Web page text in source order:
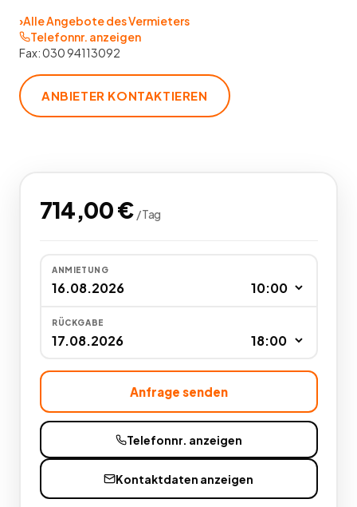
›Alle Angebote des Vermieters
Telefonnr. anzeigen
Fax:030 94113092
ANBIETER KONTAKTIEREN
714,00€ /Tag
ANMIETUNG
RÜCKGABE
Anfrage senden
Telefonnr. anzeigen
Kontaktdaten anzeigen